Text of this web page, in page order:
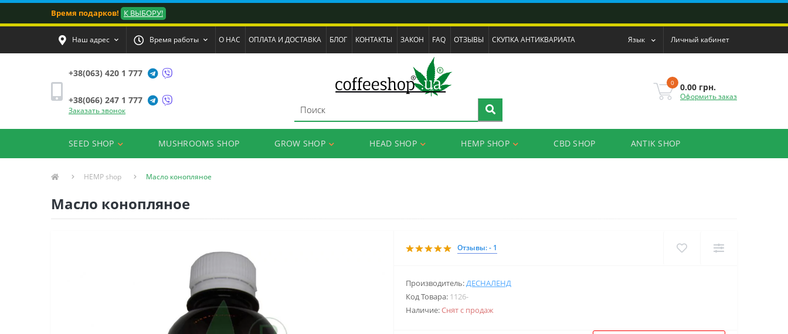
Время подарков! К ВЫБОРУ!
Наш адрес Время работы О НАС ОПЛАТА И ДОСТАВКА БЛОГ КОНТАКТЫ ЗАКОН FAQ ОТЗЫВЫ СКУПКА АНТИКВАРИАТА Язык Личный кабинет
+38(063) 420 1 777
+38(066) 247 1 777
Заказать звонок
0 0.00 грн.
Оформить заказ
SEED SHOP MUSHROOMS SHOP GROW SHOP HEAD SHOP HEMP SHOP CBD SHOP ANTIK SHOP
HEMP shop Масло конопляное
Масло конопляное
Отзывы: - 1
Производитель:ДЕСНАЛЕНД
Код Товара: 1126-
Наличие:Снят с продаж